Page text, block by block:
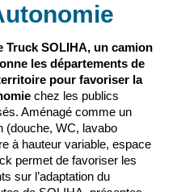
Truck SOLIHA, un camion
les départements de
pour favoriser la
chez les publics
Aménagé comme un
(douche, WC, lavabo
à hauteur variable, espace
permet de favoriser les
sur l’adaptation du